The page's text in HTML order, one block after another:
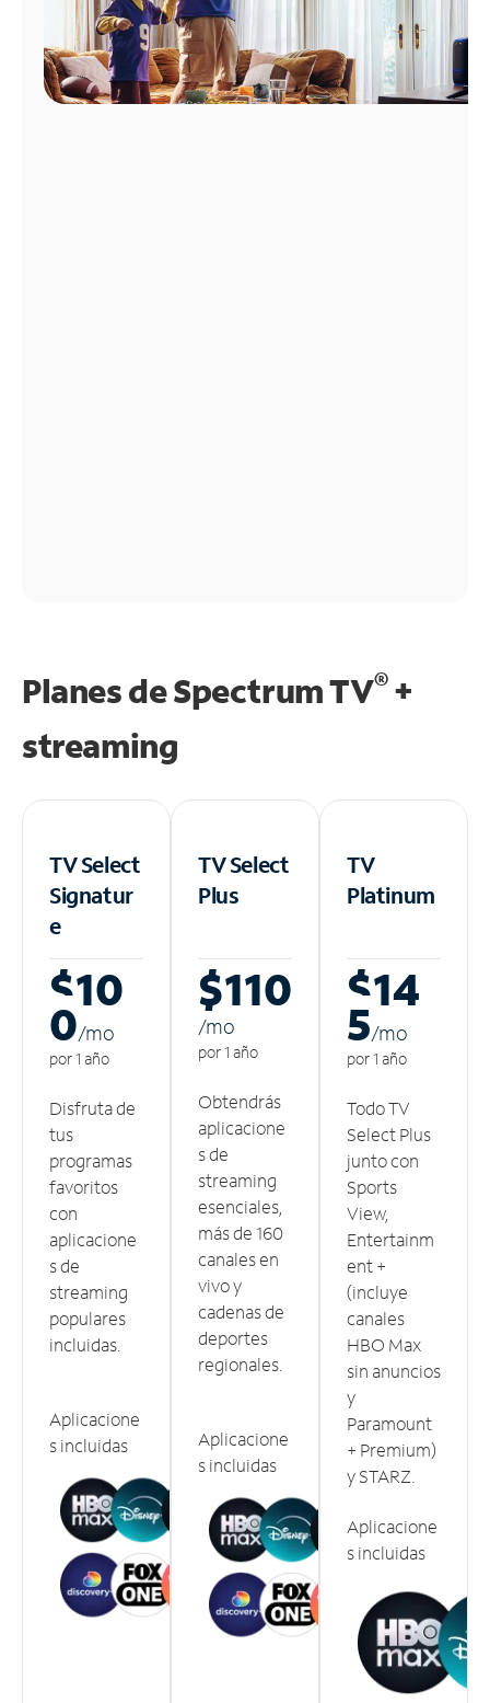
Planes de Spectrum TV®+
streaming
TV Select
Signatur
e
$10
0/mo
por 1 año
Disfruta de
tus
programas
favoritos
con
aplicacione
s de
streaming
populares
incluidas.
Aplicacione
s incluidas
TV Select
Plus
$110
/mo
por 1 año
Obtendrás
aplicacione
s de
streaming
esenciales,
más de 160
canales en
vivo y
cadenas de
deportes
regionales.
Aplicacione
s incluidas
TV
Platinum
$14
5/mo
por 1 año
Todo TV
Select Plus
junto con
Sports
View,
Entertainm
ent +
(incluye
canales
HBO Max
sin anuncios
y
Paramount
+ Premium)
y STARZ.
Aplicacione
s incluidas